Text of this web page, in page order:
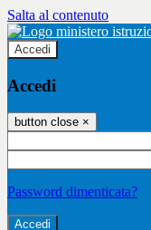
Salta al contenuto
Accedi
Accedi
button close ×
Password dimenticata?